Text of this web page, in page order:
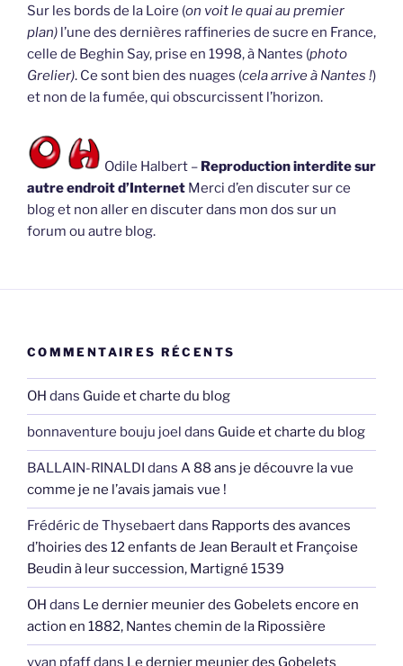
Sur les bords de la Loire (on voit le quai au premier
plan) l’une des dernières raffineries de sucre en France,
celle de Beghin Say, prise en 1998, à Nantes (photo
Grelier). Ce sont bien des nuages (cela arrive à Nantes !)
et non de la fumée, qui obscurcissent l’horizon.
Odile Halbert – Reproduction interdite sur
autre endroit d’Internet Merci d’en discuter sur ce
blog et non aller en discuter dans mon dos sur un
forum ou autre blog.
COMMENTAIRES RÉCENTS
OH dans Guide et charte du blog
bonnaventure bouju joel dans Guide et charte du blog
BALLAIN-RINALDI dans A 88 ans je découvre la vue
comme je ne l’avais jamais vue !
Frédéric de Thysebaertdans Rapports des avances
d’hoiries des 12 enfants de Jean Berault et Françoise
Beudin à leur succession, Martigné 1539
OH dans Le dernier meunier des Gobelets encore en
action en 1882, Nantes chemin de la Ripossière
yvan pfaffdans Le dernier meunier des Gobelets